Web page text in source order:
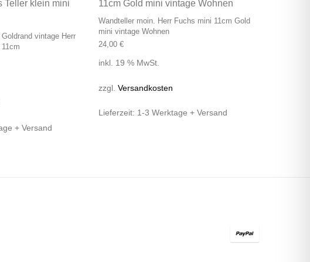
vintage Herr
+ Versand
Wandteller moin. Herr Fuchs mini 11cm Gold
mini vintage Wohnen
24,00 €
inkl. 19 % MwSt.
zzgl. Versandkosten
Lieferzeit: 1-3 Werktage + Versand